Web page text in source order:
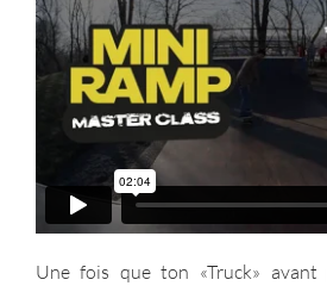
Une fois que ton «Truck» avant